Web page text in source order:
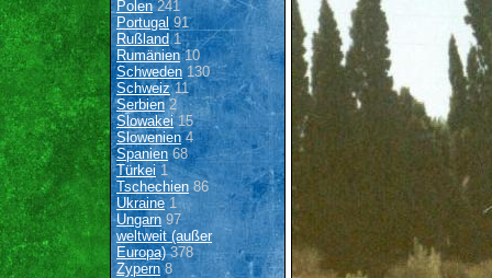
Polen241
Portugal 91
Rußland1
Rumänien10
Schweden 130
Schweiz11
Serbien2
Slowakei15
Slowenien4
Spanien 68
Türkei 1
Tschechien 86
Ukraine 1
Ungarn97
weltweit (außer
Europa)378
Zypern8